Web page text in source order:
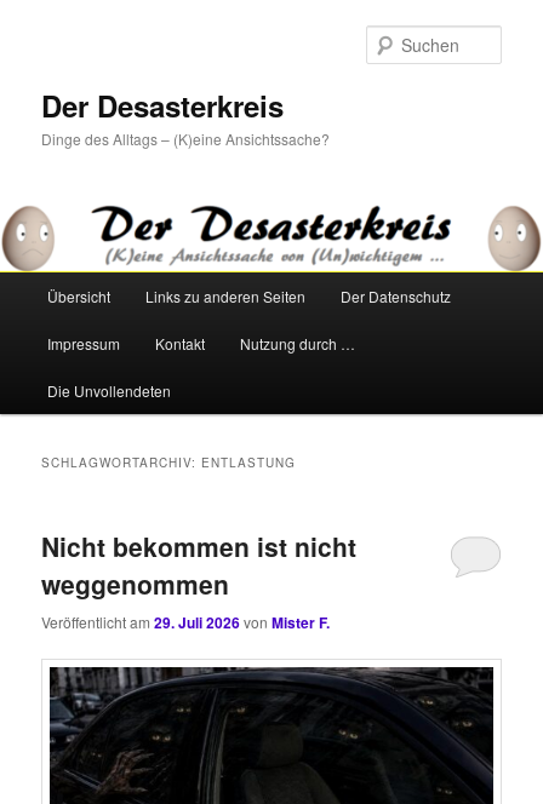
Der Desasterkreis
Dinge des Alltags – (K)eine Ansichtssache?
HauptmenüÜbersicht Links zu anderen Seiten Der Datenschutz
Impressum Kontakt Nutzung durch …
Die Unvollendeten
SCHLAGWORTARCHIV: ENTLASTUNG
Nicht bekommen ist nicht
weggenommen
Veröffentlicht am29. Juli 2026vonMister F.